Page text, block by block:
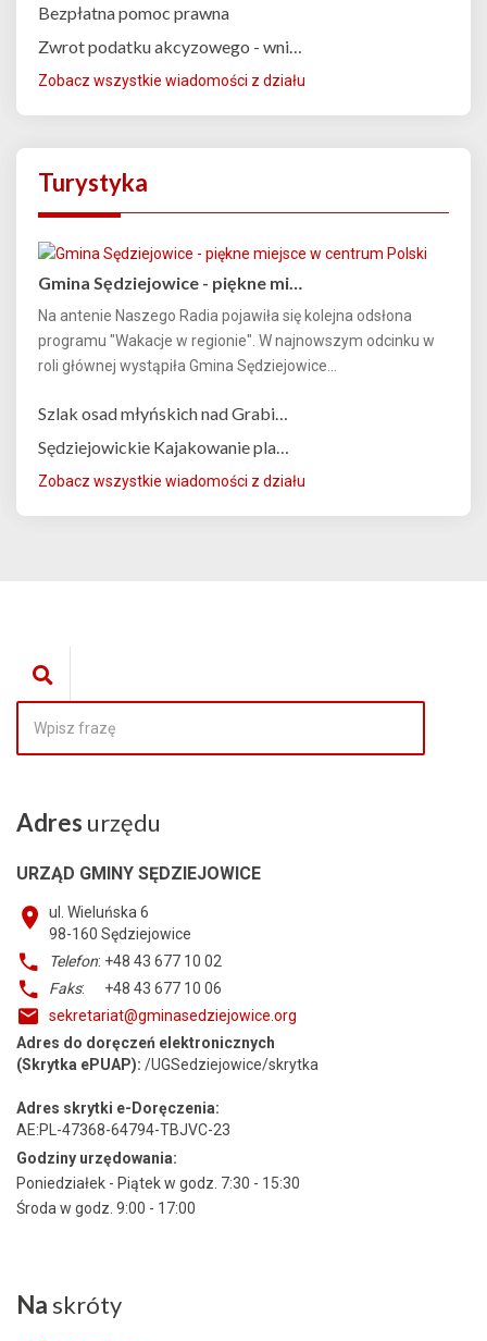
Bezpłatna pomoc prawna
Zwrot podatku akcyzowego - wni…
Zobacz wszystkie wiadomości z działu
Turystyka
Gmina Sędziejowice - piękne mi…
Na antenie Naszego Radia pojawiła się kolejna odsłona
programu "Wakacje w regionie". W najnowszym odcinku w
roli głównej wystąpiła Gmina Sędziejowice...
Szlak osad młyńskich nad Grabi…
Sędziejowickie Kajakowanie pla…
Zobacz wszystkie wiadomości z działu
Adres urzędu
URZĄD GMINY SĘDZIEJOWICE
ul. Wieluńska 6
98-160 Sędziejowice
Telefon: +48 43 677 10 02
Faks: +48 43 677 10 06
sekretariat@gminasedziejowice.org
Adres do doręczeń elektronicznych
(Skrytka ePUAP): /UGSedziejowice/skrytka
Adres skrytki e-Doręczenia:
AE:PL-47368-64794-TBJVC-23
Godziny urzędowania:
Poniedziałek - Piątek w godz. 7:30 - 15:30
Środa w godz. 9:00 - 17:00
Na skróty